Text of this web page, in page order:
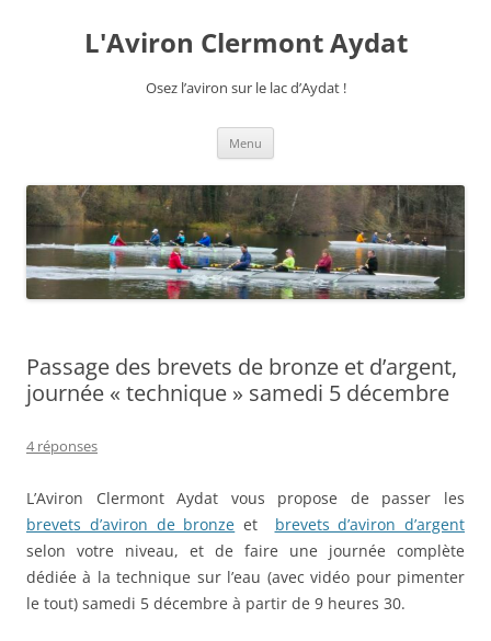
L'Aviron Clermont Aydat
Osez l’aviron sur le lac d’Aydat !
Menu
Passage des brevets de bronze et d’argent,
journée « technique » samedi 5 décembre
4 réponses
L’Aviron Clermont Aydat vous propose de passer les
brevets d’aviron de bronze et brevets d’aviron d’argent
selon votre niveau, et de faire une journée complète
dédiée à la technique sur l’eau (avec vidéo pour pimenter
le tout) samedi 5 décembre à partir de 9 heures 30.